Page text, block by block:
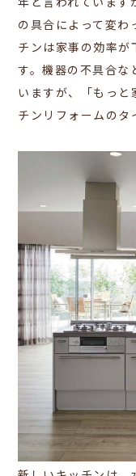
の具合によって変わ
チンは家事の効率
す。機器の不具合な
いますが、「もっ
チンリフォームのタ